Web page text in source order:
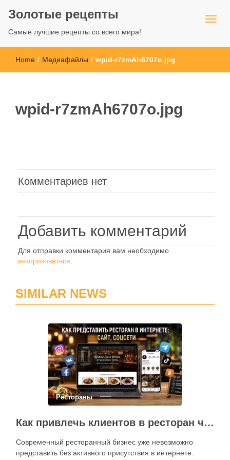
Золотые рецепты
Самые лучшие рецепты со всего мира!
Home / Медиафайлы / wpid-r7zmAh6707o.jpg
wpid-r7zmAh6707o.jpg
Комментариев нет
Добавить комментарий
Для отправки комментария вам необходимо
авторизоваться
SIMILAR NEWS
Рестораны
Как привлечь клиентов в ресторан через интернет: каким должен быть сайт и как эффективно использовать социальные сети
Современный ресторанный бизнес уже невозможно
представить без активного присутствия в интернете.